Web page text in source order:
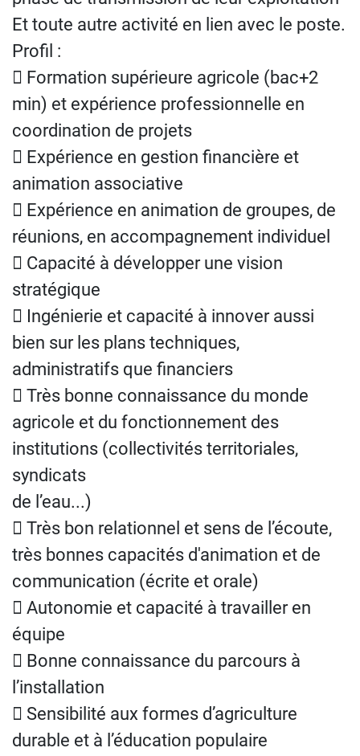
Et toute autre activité en lien avec le poste.
Profil :
 Formation supérieure agricole (bac+2
min) et expérience professionnelle en
coordination de projets
 Expérience en gestion financière et
animation associative
 Expérience en animation de groupes, de
réunions, en accompagnement individuel
 Capacité à développer une vision
stratégique
 Ingénierie et capacité à innover aussi
bien sur les plans techniques,
administratifs que financiers
 Très bonne connaissance du monde
agricole et du fonctionnement des
institutions (collectivités territoriales,
syndicats
de l’eau...)
 Très bon relationnel et sens de l’écoute,
très bonnes capacités d'animation et de
communication (écrite et orale)
 Autonomie et capacité à travailler en
équipe
 Bonne connaissance du parcours à
l’installation
 Sensibilité aux formes d’agriculture
durable et à l’éducation populaire